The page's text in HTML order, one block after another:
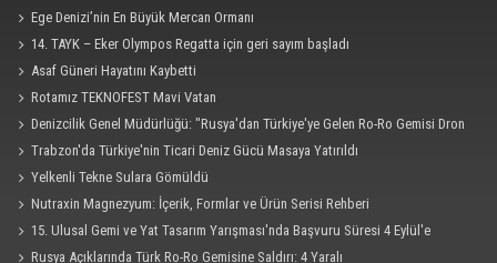
Ege Denizi’nin En Büyük Mercan Ormanı
14. TAYK – Eker Olympos Regatta için geri sayım başladı
Asaf Güneri Hayatını Kaybetti
Rotamız TEKNOFEST Mavi Vatan
Denizcilik Genel Müdürlüğü: "Rusya'dan Türkiye'ye Gelen Ro-Ro Gemisi Dron
Saldırısına Uğradı"
Trabzon'da Türkiye'nin Ticari Deniz Gücü Masaya Yatırıldı
Yelkenli Tekne Sulara Gömüldü
Nutraxin Magnezyum: İçerik, Formlar ve Ürün Serisi Rehberi
15. Ulusal Gemi ve Yat Tasarım Yarışması'nda Başvuru Süresi 4 Eylül'e
Uzatıldı
Rusya Açıklarında Türk Ro-Ro Gemisine Saldırı: 4 Yaralı